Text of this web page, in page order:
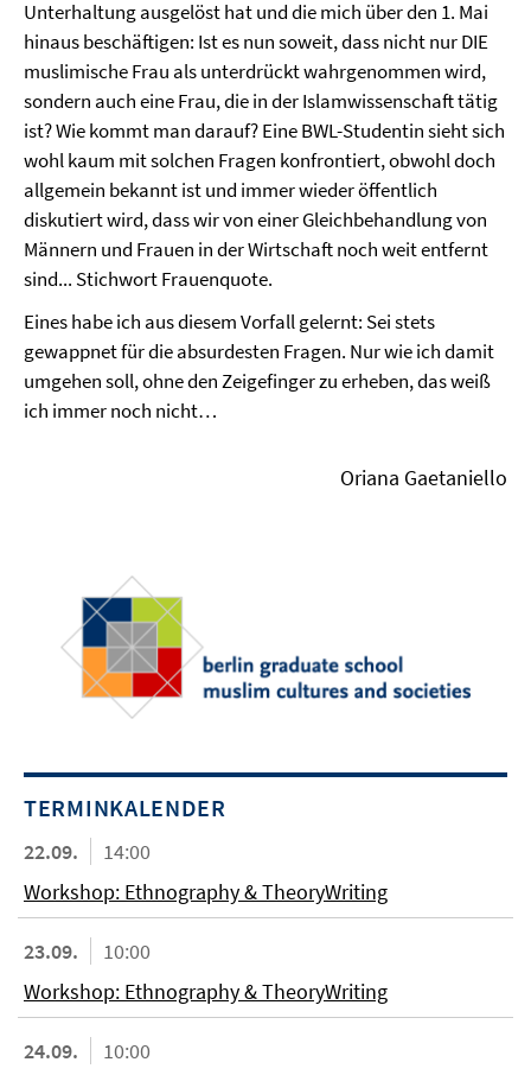
Unterhaltung ausgelöst hat und die mich über den 1. Mai
hinaus beschäftigen: Ist es nun soweit, dass nicht nur DIE
muslimische Frau als unterdrückt wahrgenommen wird,
sondern auch eine Frau, die in der Islamwissenschaft tätig
ist? Wie kommt man darauf? Eine BWL-Studentin sieht sich
wohl kaum mit solchen Fragen konfrontiert, obwohl doch
allgemein bekannt ist und immer wieder öffentlich
diskutiert wird, dass wir von einer Gleichbehandlung von
Männern und Frauen in der Wirtschaft noch weit entfernt
sind... Stichwort Frauenquote.
Eines habe ich aus diesem Vorfall gelernt: Sei stets
gewappnet für die absurdesten Fragen. Nur wie ich damit
umgehen soll, ohne den Zeigefinger zu erheben, das weiß
ich immer noch nicht…
Oriana Gaetaniello
TERMINKALENDER
22.09.
14:00
Workshop: Ethnography & TheoryWriting
23.09.
10:00
Workshop: Ethnography & TheoryWriting
24.09.
10:00